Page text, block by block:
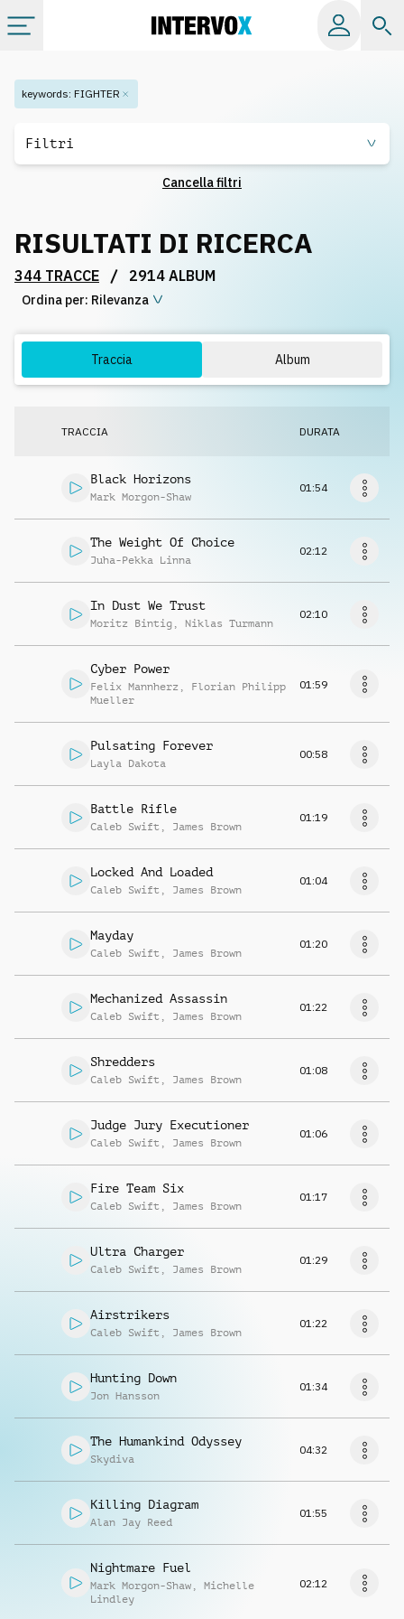
Categorie
Playlist
Licenze
keywords: FIGHTER
Filtri
Cancella filtri
RISULTATI DI RICERCA
344 TRACCE / 2914 ALBUM
Ordina per: Rilevanza
Traccia Album
TRACCIA DURATA
Black Horizons
Mark Morgon-Shaw
01:54
The Weight Of Choice
Juha-Pekka Linna
02:12
In Dust We Trust
Moritz Bintig , Niklas Turmann
02:10
Cyber Power
Felix Mannherz , Florian Philipp
Mueller
01:59
Pulsating Forever
Layla Dakota
00:58
Battle Rifle
Caleb Swift , James Brown
01:19
Locked And Loaded
Caleb Swift , James Brown
01:04
Mayday
Caleb Swift , James Brown
01:20
Mechanized Assassin
Caleb Swift , James Brown
01:22
Shredders
Caleb Swift , James Brown
01:08
Judge Jury Executioner
Caleb Swift , James Brown
01:06
Fire Team Six
Caleb Swift , James Brown
01:17
Ultra Charger
Caleb Swift , James Brown
01:29
Airstrikers
Caleb Swift , James Brown
01:22
Hunting Down
Jon Hansson
01:34
The Humankind Odyssey
Skydiva
04:32
Killing Diagram
Alan Jay Reed
01:55
Nightmare Fuel
Mark Morgon-Shaw , Michelle
Lindley
02:12